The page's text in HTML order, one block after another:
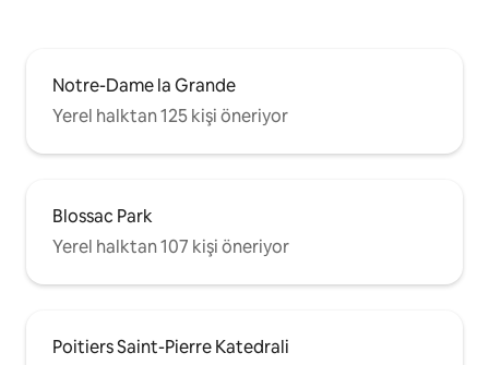
Notre-Dame la Grande
Yerel halktan 125 kişi öneriyor
Blossac Park
Yerel halktan 107 kişi öneriyor
Poitiers Saint-Pierre Katedrali